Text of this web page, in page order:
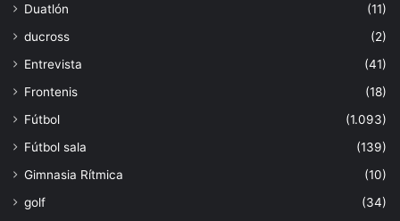
Duatlón
(11)
ducross
(2)
Entrevista
(41)
Frontenis
(18)
Fútbol
(1.093)
Fútbol sala
(139)
Gimnasia Rítmica
(10)
golf
(34)